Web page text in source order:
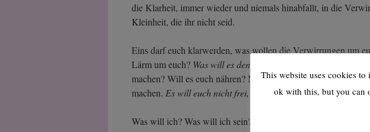
die Klarheit, immer wieder und niemals hinabfallt, in die
Kleinheit, die ihr nicht seid.
Eins darf euch klarwerden, was wollen die Verwirrungen um
Lärm um euch? Was will es denn
machen? Will es euch nähren? Nein, es will euch nur
machen. Es will euch nicht frei, das will es nicht.Das will es
Was will ich? Was will ich sein? Was will ich leben? Freiheit
This website uses cookies
ok with this, but you can